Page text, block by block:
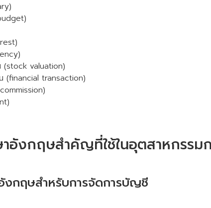
(stock valuation)
(financial transaction)
าอังกฤษสำคัญที่ใช้ในอุตสาหกรรม
งกฤษสำหรับการจัดการบัญชี